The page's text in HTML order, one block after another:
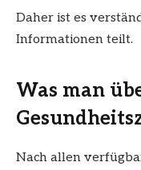
Daher ist es
Informationen teilt.
Was man
Nach allen